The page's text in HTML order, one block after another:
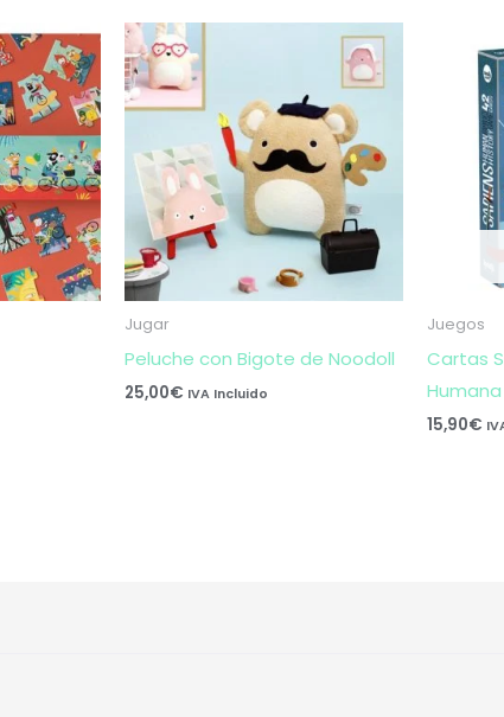
Jugar
Peluche con Bigote de Noodoll
25,00€ IVA Incluido
Juegos
Cartas
Humana
15,90€